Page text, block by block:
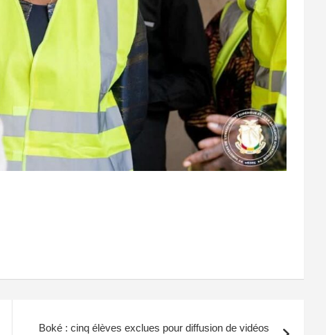
Boké : cinq élèves exclues pour diffusion de vidéos